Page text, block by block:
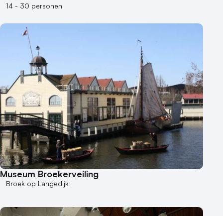
14 - 30 personen
Museum Broekerveiling
Broek op Langedijk